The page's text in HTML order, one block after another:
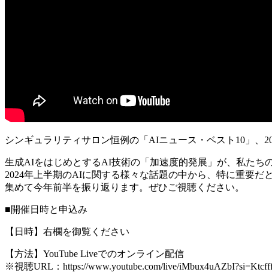
シンギュラリティサロン恒例の「AIニュース・ベスト10」、
生成AIをはじめとするAI技術の「加速度的発展」が、私たち
2024年上半期のAIに関する様々な話題の中から、特に重要
集めて今年前半を振り返ります。ぜひご視聴ください。
■開催日時と申込み
【日時】右欄を御覧ください
【方法】YouTube Liveでのオンライン配信
※視聴URL：https://www.youtube.com/live/